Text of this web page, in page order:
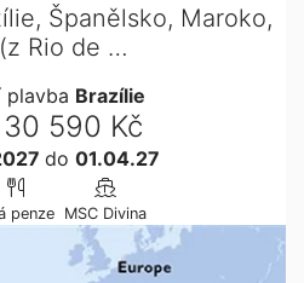
Španělsko, Maroko,
Rio de …
plavba Brazílie
30 590 Kč
do 01.04.27
penze MSC Divina